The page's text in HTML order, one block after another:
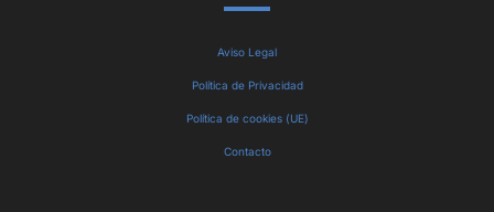
Aviso Legal
Política de Privacidad
Política de cookies (UE)
Contacto